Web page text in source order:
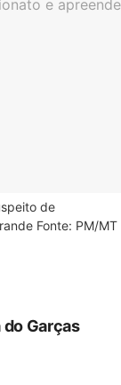
de
Fonte: PM/MT
Garças